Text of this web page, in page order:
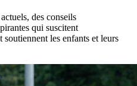
des conseils
qui suscitent
les enfants et leurs